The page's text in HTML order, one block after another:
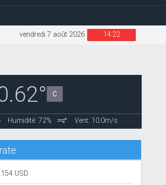
14:22
vendredi 7 août 2026
C
Humidité: 72% Vent: 10.0m/s
USD